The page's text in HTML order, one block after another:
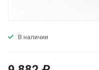
В наличии